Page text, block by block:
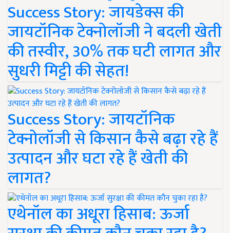
Success Story: जायडेक्स की
जायटॉनिक टेक्नोलॉजी ने बदली खेती
की तस्वीर, 30% तक घटी लागत और
सुधरी मिट्टी की सेहत!
Success Story: जायटॉनिक
टेक्नोलॉजी से किसान कैसे बढ़ा रहे हैं
उत्पादन और घटा रहे हैं खेती की
लागत?
एथेनॉल का अधूरा हिसाब: ऊर्जा